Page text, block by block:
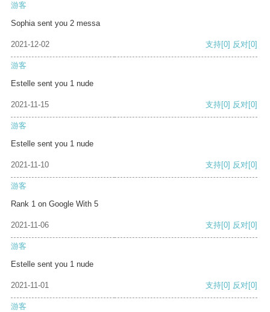
游客
Sophia sent you 2 messa
2021-12-02 支持[0] 反对[0]
游客
Estelle sent you 1 nude
2021-11-15 支持[0] 反对[0]
游客
Estelle sent you 1 nude
2021-11-10 支持[0] 反对[0]
游客
Rank 1 on Google With 5
2021-11-06 支持[0] 反对[0]
游客
Estelle sent you 1 nude
2021-11-01 支持[0] 反对[0]
游客